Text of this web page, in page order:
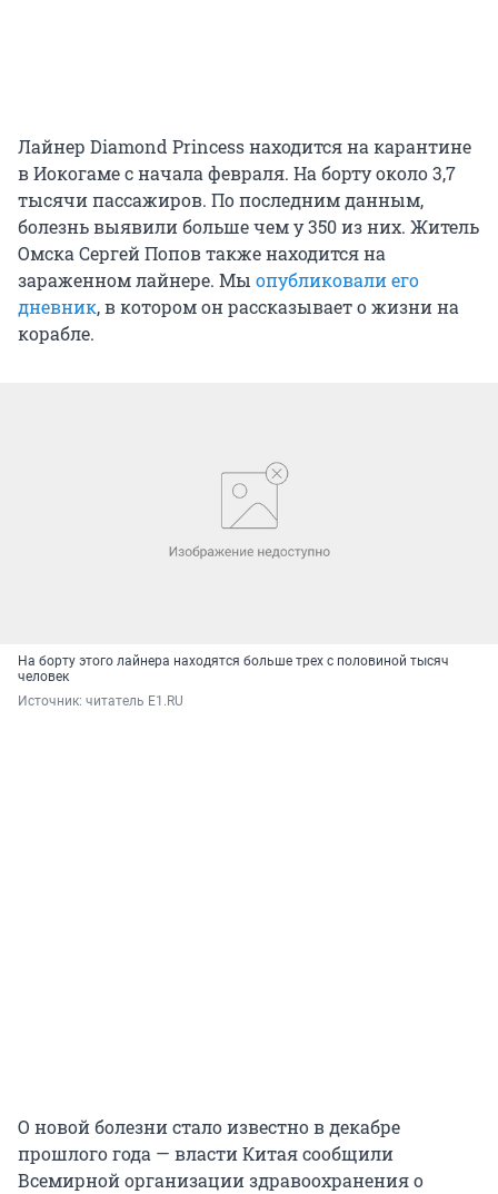
Лайнер Diamond Princess находится на карантине
в Иокогаме с начала февраля. На борту около 3,7
тысячи пассажиров. По последним данным,
болезнь выявили больше чем у 350 из них. Житель
Омска Сергей Попов также находится на
зараженном лайнере. Мы опубликовали его
дневник, в котором он рассказывает о жизни на
корабле.
На борту этого лайнера находятся больше трех с половиной тысяч
человек
Источник: читатель E1.RU
О новой болезни стало известно в декабре
прошлого года — власти Китая сообщили
Всемирной организации здравоохранения о